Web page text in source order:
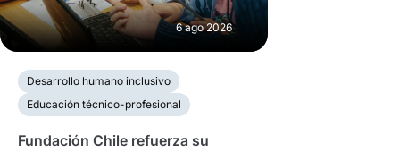
6 ago 2026
Desarrollo humano inclusivo
Educación técnico-profesional
Fundación Chile refuerza su